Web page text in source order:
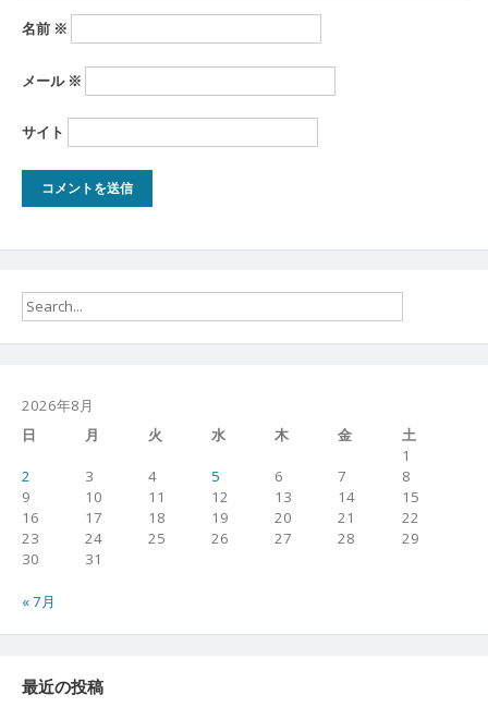
名前 ※
メール ※
サイト
2026年8月
日
月 火 水 木 金
土
1
2
3 4 5 6 7
8
9
10 11 12 13 14
15
16
17 18 19 20 21
22
23
24 25 26 27 28
29
30
31
« 7月
最近の投稿